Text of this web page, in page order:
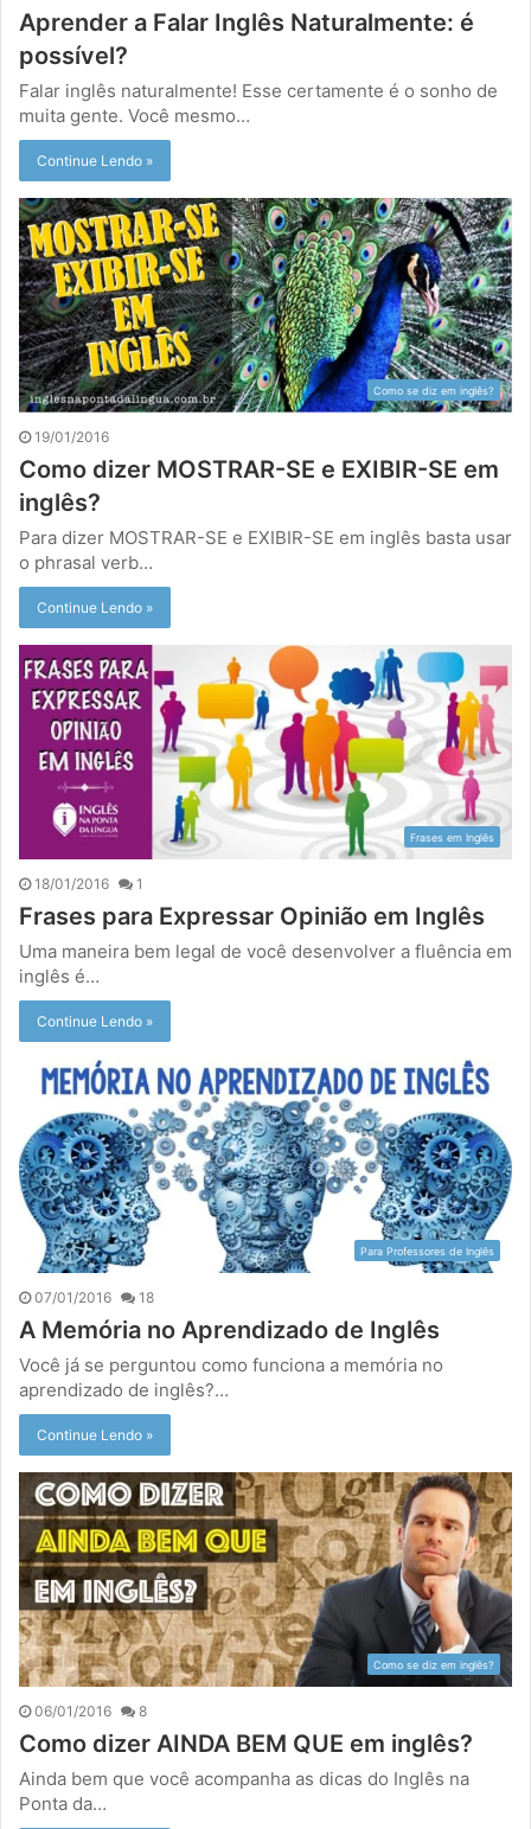
Aprender a Falar Inglês Naturalmente: é
possível?
Falar inglês naturalmente! Esse certamente é o sonho de
muita gente. Você mesmo…
Continue Lendo »
Como se diz em inglês?
19/01/2016
Como dizer MOSTRAR-SE e EXIBIR-SE em
inglês?
Para dizer MOSTRAR-SE e EXIBIR-SE em inglês basta usar
o phrasal verb…
Continue Lendo »
Frases em Inglês
18/01/2016 1
Frases para Expressar Opinião em Inglês
Uma maneira bem legal de você desenvolver a fluência em
inglês é…
Continue Lendo »
Para Professores de Inglês
07/01/2016 18
A Memória no Aprendizado de Inglês
Você já se perguntou como funciona a memória no
aprendizado de inglês?…
Continue Lendo »
Como se diz em inglês?
06/01/2016 8
Como dizer AINDA BEM QUE em inglês?
Ainda bem que você acompanha as dicas do Inglês na
Ponta da…